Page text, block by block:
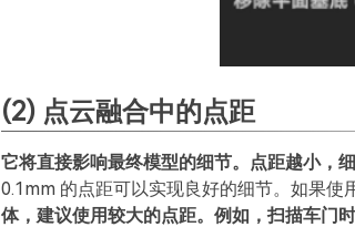
(2) 点云融合中的点距
它将直接影响最终模型的细节。点距越小，
0.1mm 的点距可以实现良好的细节。如果使
体，建议使用较大的点距。例如，扫描车门